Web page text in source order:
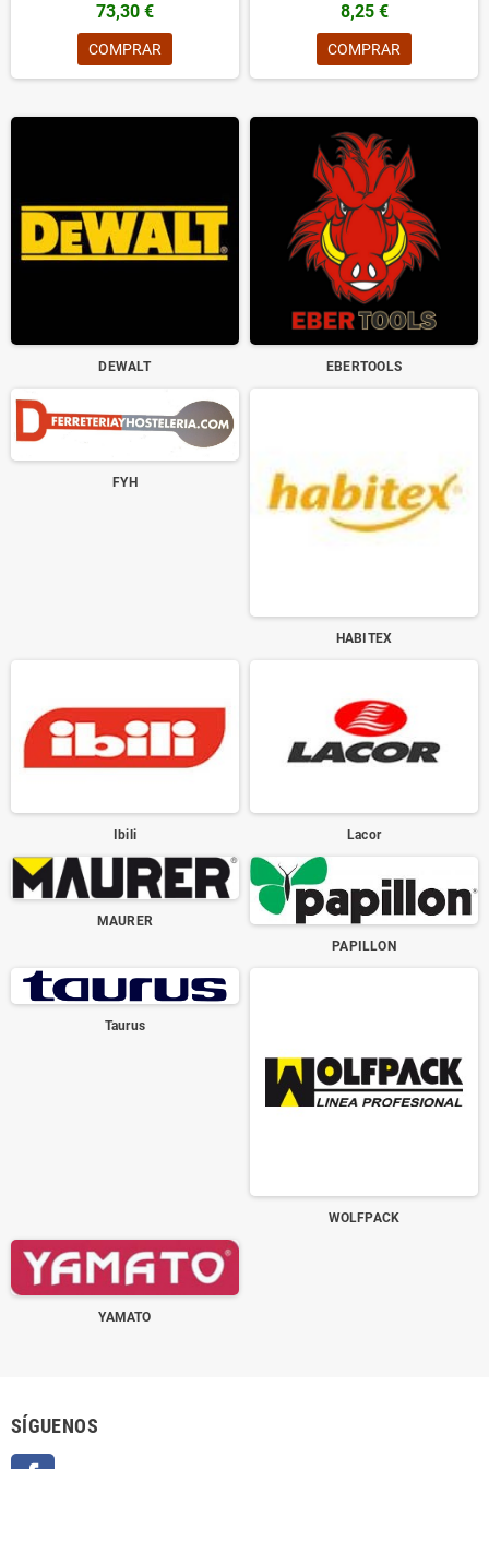
73,30 €
COMPRAR
8,25 €
COMPRAR
DEWALT EBERTOOLS
FYH
HABITEX
Ibili Lacor
MAURER
PAPILLON
Taurus
WOLFPACK
YAMATO
SÍGUENOS